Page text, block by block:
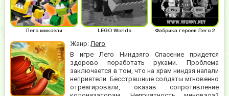
Жанр:Лего
В игре Лего Ниндзяго Спасение придется
здорово поработать руками. Проблема
заключается в том, что на храм ниндзя напали
неприятели. Бесстрашные солдаты мгновенно
отреагировали, оказав сопротивление
Лего миксели LEGO Worlds Фабрика героев Лего 2